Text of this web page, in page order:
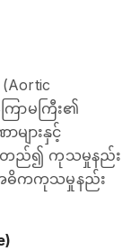
ာမကြီး၏
များနှင့်
မူတည်၍ ကုသမှုနည်း
အဓိကကုသမှုနည်း